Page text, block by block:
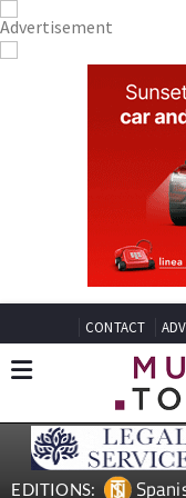
CONTACT
EDITIONS: